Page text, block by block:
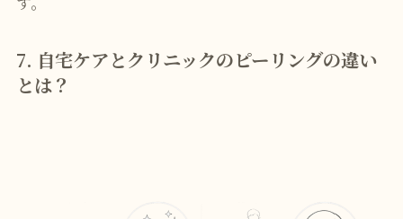
7. 自宅ケアとクリニックのピーリングの違い
とは？